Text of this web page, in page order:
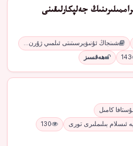
جەلپكارلىقىنى
شىنجاڭ ئۇنىۋېرسىتىتى ئىلمىي ژۇرن…
143 ھەقسىز
كامىل
ئىسلام بىلىملىرى تورى
130